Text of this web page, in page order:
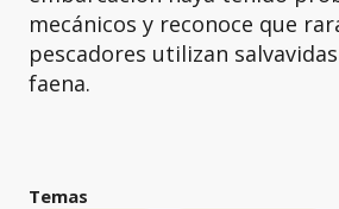
mecánicos y reconoce que
pescadores utilizan
faena.
Temas